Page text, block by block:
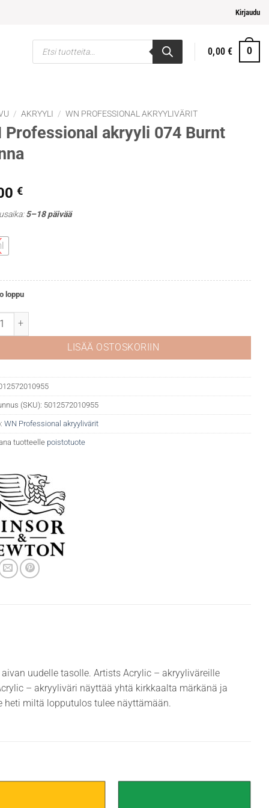
helpompi maksaminen Kirjaudu
Products
search
0,00€ 0
/ AKRYYLI / WN PROFESSIONAL AKRYYLIVÄRIT
Professional akryyli 074 Burnt
€
5–18 päivää
loppu
akryyli 074 Burnt sienna määrä
LISÄÄ OSTOSKORIIN
(SKU): 5012572010955
WN Professional akryylivärit
tuotteelle poistotuote
uudelle tasolle. Artists Acrylic – akryyliväreille
– akryyliväri näyttää yhtä kirkkaalta märkänä ja
heti miltä lopputulos tulee näyttämään.